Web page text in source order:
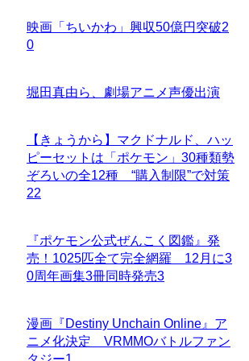
映画「ちいかわ」興収50億円突破2
0
堀田真由ら、劇場アニメ声優出演
【きょうから】マクドナルド、ハッ
ピーセットは「ポケモン」30種類勢
ぞろいの全12種 “購入制限”で対策
22
『ポケモン公式ぜんこく図鑑』発
売！1025匹全て完全網羅 12月に3
0周年画集3冊同時発売3
漫画『Destiny Unchain Online』ア
ニメ化決定 VRMMOバトルファン